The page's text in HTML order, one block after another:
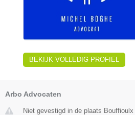
BEKIJK VOLLEDIG PROFIEL
Arbo Advocaten
Niet gevestigd in de plaats